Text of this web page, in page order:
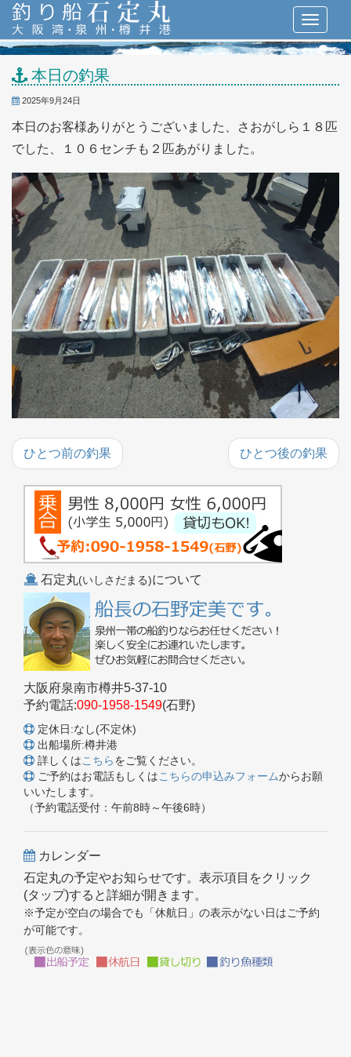
本日の釣果
2025年9月24日
本日のお客様ありがとうございました、さおがしら１８匹
でした、１０６センチも２匹あがりました。
ひとつ前の釣果 ひとつ後の釣果
石定丸(いしさだまる)について
大阪府泉南市樽井5-37-10
予約電話:090-1958-1549(石野)
定休日:なし(不定休)
出船場所:樽井港
詳しくはこちらをご覧ください。
ご予約はお電話もしくはこちらの申込みフォームからお願
いいたします。
（予約電話受付：午前8時～午後6時）
カレンダー
石定丸の予定やお知らせです。表示項目をクリック
(タップ)すると詳細が開きます。
※予定が空白の場合でも「休航日」の表示がない日はご予約
が可能です。